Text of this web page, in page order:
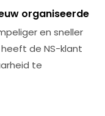
organiseerde
en sneller
de NS-klant
te